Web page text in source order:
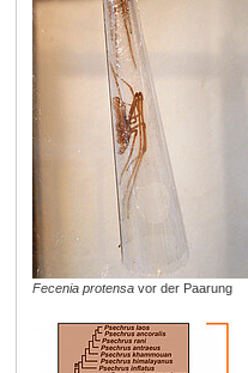
Fecenia protensavor der Paarung